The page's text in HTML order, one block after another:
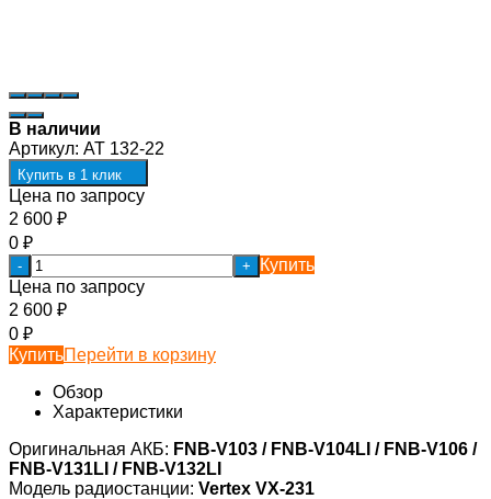
В наличии
Артикул: AT 132-22
Купить в 1 клик
Цена по запросу
2 600 ₽
0 ₽
- +
Купить
Цена по запросу
2 600 ₽
0 ₽
КупитьПерейти в корзину
Обзор
Характеристики
Оригинальная АКБ: FNB-V103 / FNB-V104LI / FNB-V106 /
FNB-V131LI / FNB-V132LI
Модель радиостанции: Vertex VX-231